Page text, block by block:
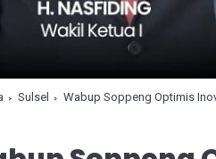
Sulsel Wabup Soppeng Optimis